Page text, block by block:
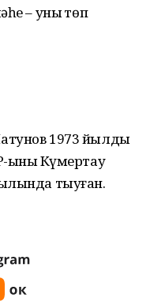
– уның төп
1973 йылдың
ының Күмертау
тыуған.